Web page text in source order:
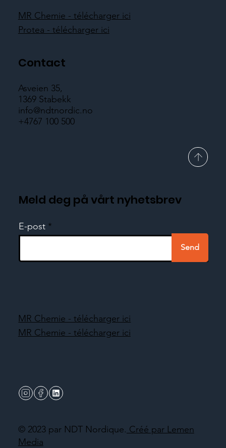
MR Chemie - télécharger ici
Protea - télécharger ici
Contact
Asveien 35,
1369 Stabekk
info@ndtnordic.no
+4767 100 500
Meld deg på vårt nyhetsbrev
E-post
Send
© 2023 par NDT Nordique. Créé par Lemen
Media
MR Chemie - télécharger ici
MR Chemie - télécharger ici